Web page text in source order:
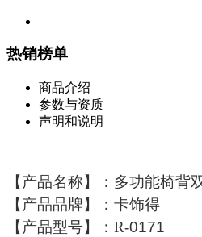
热销榜单
商品介绍
参数与资质
声明和说明
【产品名称】：多功能椅背
【产品品牌】：卡饰得
【产品型号】： R-0171